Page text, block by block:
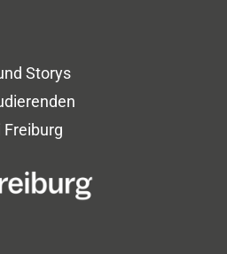
Storys
Freiburg